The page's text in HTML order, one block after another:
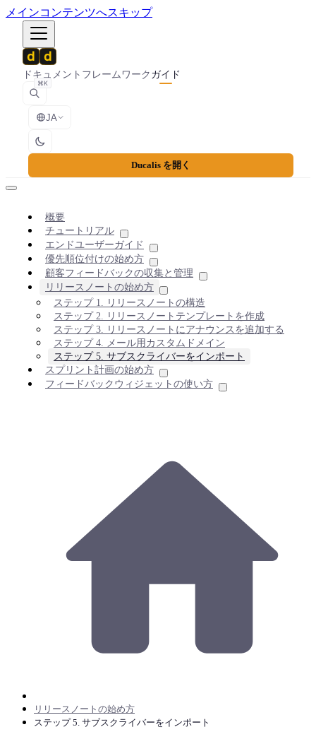
メインコンテンツへスキップ
ドキュメント フレームワークガイド
⌘K
JA
Ducalis を開く
概要
チュートリアル
エンドユーザーガイド
優先順位付けの始め方
顧客フィードバックの収集と管理
リリースノートの始め方
ステップ 1. リリースノートの構造
ステップ 2. リリースノートテンプレートを作成
ステップ 3. リリースノートにアナウンスを追加する
ステップ 4. メール用カスタムドメイン
ステップ 5. サブスクライバーをインポート
スプリント計画の始め方
フィードバックウィジェットの使い方
リリースノートの始め方
ステップ 5. サブスクライバーをインポート